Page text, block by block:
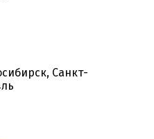
Санкт-